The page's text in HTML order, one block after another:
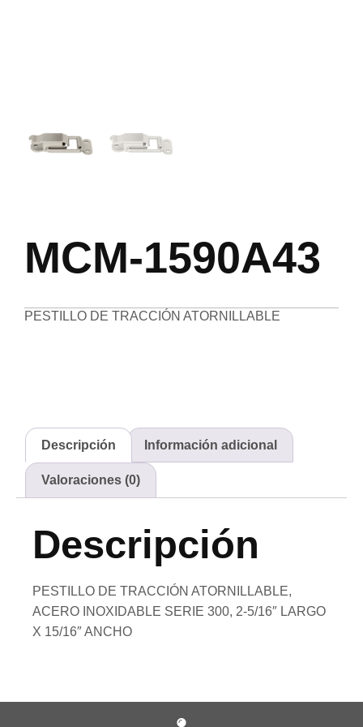
MCM-1590A43
PESTILLO DE TRACCIÓN ATORNILLABLE
Descripción Información adicional
Valoraciones (0)
Descripción
PESTILLO DE TRACCIÓN ATORNILLABLE,
ACERO INOXIDABLE SERIE 300, 2-5/16″ LARGO
X 15/16″ ANCHO